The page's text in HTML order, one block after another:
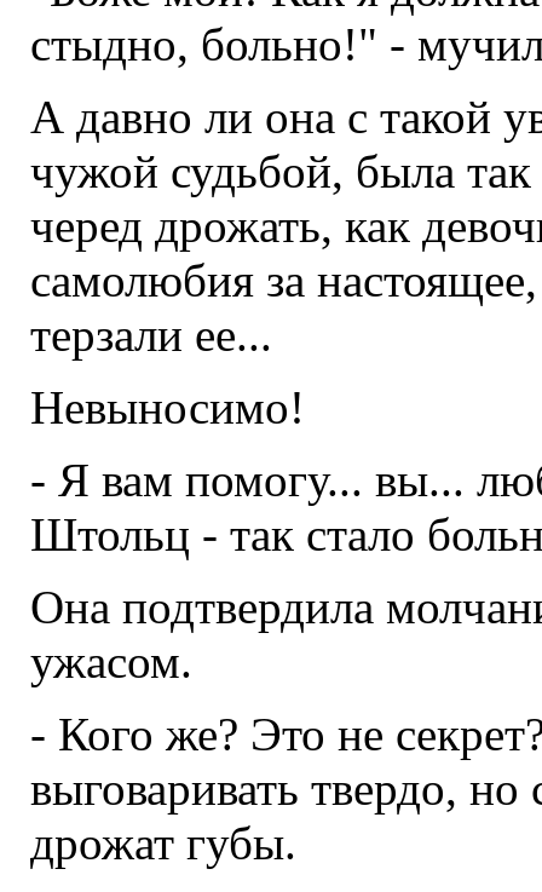
стыдно, больно!" -
А давно ли она с такой
чужой судьбой, была
черед дрожать, как
самолюбия за
терзали ее...
Невыносимо!
- Я вам помогу... вы...
Штольц - так стало
Она подтвердила
ужасом.
- Кого же? Это не
выговаривать твердо, но
дрожат губы.